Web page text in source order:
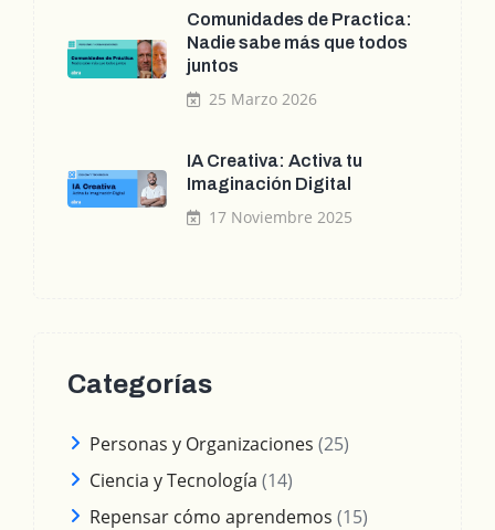
Comunidades de Practica:
Nadie sabe más que todos
juntos
25 Marzo 2026
IA Creativa: Activa tu
Imaginación Digital
17 Noviembre 2025
Categorías
Personas y Organizaciones (25)
Ciencia y Tecnología (14)
Repensar cómo aprendemos (15)